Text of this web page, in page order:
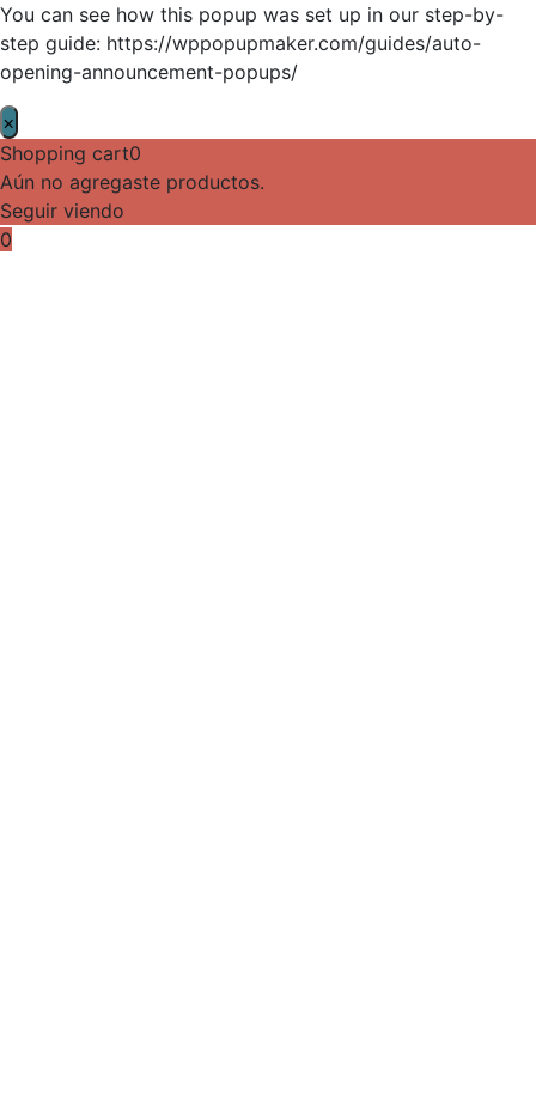
You can see how this popup was set up in our step-by-
step guide: https://wppopupmaker.com/guides/auto-
opening-announcement-popups/
×
Shopping cart0
Aún no agregaste productos.
Seguir viendo
0